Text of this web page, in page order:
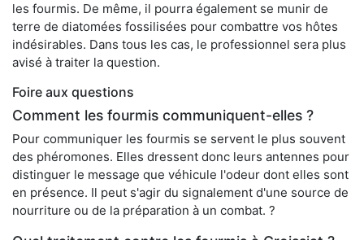
les fourmis. De même, il pourra également se munir de
terre de diatomées fossilisées pour combattre vos hôtes
indésirables. Dans tous les cas, le professionnel sera plus
avisé à traiter la question.
Foire aux questions
Comment les fourmis communiquent-elles ?
Pour communiquer les fourmis se servent le plus souvent
des phéromones. Elles dressent donc leurs antennes pour
distinguer le message que véhicule l'odeur dont elles sont
en présence. Il peut s'agir du signalement d'une source de
nourriture ou de la préparation à un combat. ?